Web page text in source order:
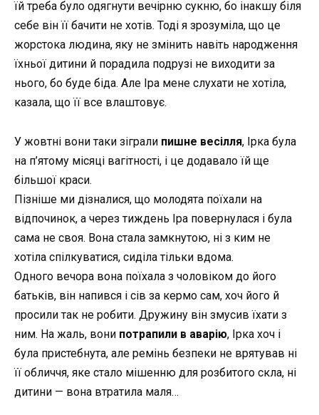
їй треба було одягнути вечірню сукню, бо інакшу біля
себе він її бачити не хотів. Тоді я зрозуміла, що це
жорстока людина, яку не змінить навіть народження
їхньої дитини й порадила подрузі не виходити за
нього, бо буде біда. Але Іра мене слухати не хотіла,
казала, що її все влаштовує.
У жовтні вони таки зіграли пишне весілля, Ірка була
на п’ятому місяці вагітності, і це додавало їй ще
більшої краси.
Пізніше ми дізналися, що молодята поїхали на
відпочинок, а через тиждень Іра повернулася і була
сама не своя. Вона стала замкнутою, ні з ким не
хотіла спілкуватися, сиділа тільки вдома.
Одного вечора вона поїхала з чоловіком до його
батьків, він напився і сів за кермо сам, хоч його й
просили так не робити. Дружину він змусив їхати з
ним. На жаль, вони потрапили в аварію, Ірка хоч і
була пристебнута, але ремінь безпеки не врятував ні
її обличчя, яке стало мішенню для розбитого скла, ні
дитини — вона втратила маля…